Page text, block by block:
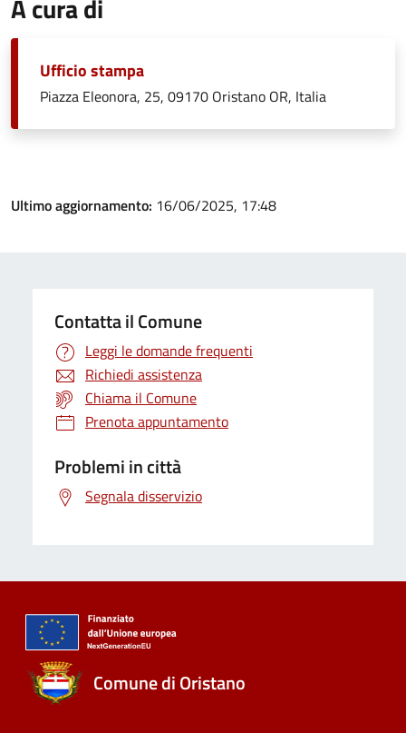
A cura di
Ufficio stampa
Piazza Eleonora, 25, 09170 Oristano OR, Italia
Ultimo aggiornamento: 16/06/2025, 17:48
Contatta il Comune
Leggi le domande frequenti
Richiedi assistenza
Chiama il Comune
Prenota appuntamento
Problemi in città
Segnala disservizio
Comune di Oristano